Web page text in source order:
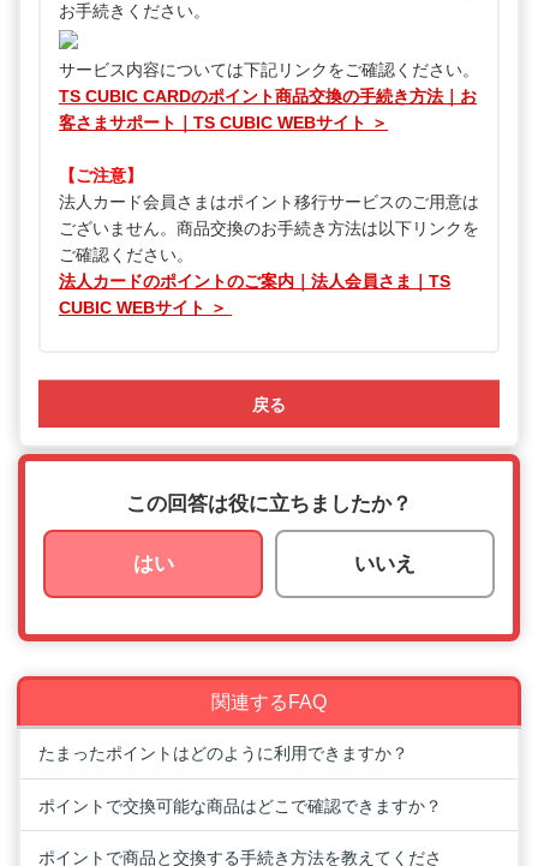
お手続きください。
サービス内容については下記リンクをご確認ください。
TS CUBIC CARDのポイント商品交換の手続き方法｜お
客さまサポート｜TS CUBIC WEBサイト ＞
【ご注意】
法人カード会員さまはポイント移行サービスのご用意は
ございません。商品交換のお手続き方法は以下リンクを
ご確認ください。
法人カードのポイントのご案内｜法人会員さま｜TS
CUBIC WEBサイト ＞
戻る
この回答は役に立ちましたか？
はい いいえ
関連するFAQ
たまったポイントはどのように利用できますか？
ポイントで交換可能な商品はどこで確認できますか？
ポイントで商品と交換する手続き方法を教えてくださ